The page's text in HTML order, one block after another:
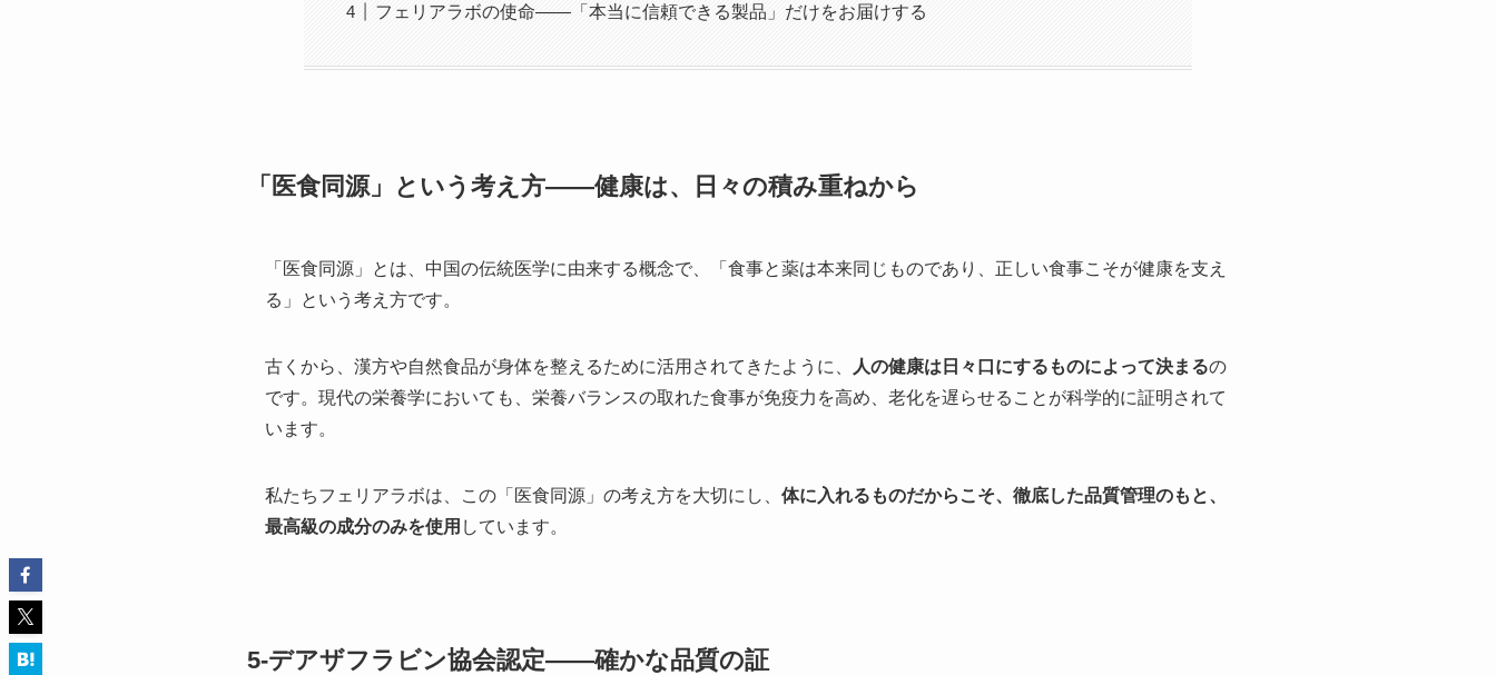
フェリアラボの使命——「本当に信頼できる製品」だけをお届けする
「医食同源」という考え方——健康は、日々の積み重ねから
「医食同源」とは、中国の伝統医学に由来する概念で、「食事と薬は本来同じものであり、正しい食事こそが健康を支え
る」という考え方です。
古くから、漢方や自然食品が身体を整えるために活用されてきたように、 人の健康は日々口にするものによって決まるの
です。現代の栄養学においても、栄養バランスの取れた食事が免疫力を高め、老化を遅らせることが科学的に証明されて
います。
私たちフェリアラボは、この「医食同源」の考え方を大切にし、 体に入れるものだからこそ、徹底した品質管理のもと、
最高級の成分のみを使用 しています。
5-デアザフラビン協会認定——確かな品質の証